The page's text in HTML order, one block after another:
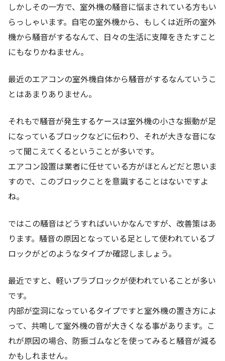
しかしその一方で、室外機の騒音に悩まされている方もい
らっしゃいます。自宅の室外機から、もしくは近所の室外
機から騒音がするなんて、日々の生活に支障をきたすこと
にもなりかねません。
最近のエアコンの室外機自体から騒音がするなんていうこ
とはあまりありません。
それもで騒音が発生するケースは室外機の小さな振動が足
になっているブロックなどに伝わり、それが大きな音にな
って聞こえてくるということが多いです。
エアコン設置は業者に任せている方がほとんどだと思いま
すので、このブロックことを意識することはないですよ
ね。
ではこの騒音はどうすればいいかなんですが、改善策はあ
ります。騒音の原因となっている足として使われているブ
ロックがどのようなタイプか確認しましょう。
最近ですと、軽いプラブロックが使われていることが多い
です。
内部が空洞になっているタイプですと室外機の置き方によ
って、共鳴して室外機の音が大きくなる事があります。こ
れが原因の場合、防振ゴムなどを使ってみると騒音が減る
かもしれません。